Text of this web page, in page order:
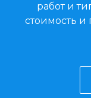
работ и
стоимость